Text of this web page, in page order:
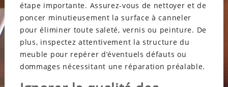
étape importante. Assurez-vous de nettoyer et de
poncer minutieusement la surface à canneler
pour éliminer toute saleté, vernis ou peinture. De
plus, inspectez attentivement la structure du
meuble pour repérer d’éventuels défauts ou
dommages nécessitant une réparation préalable.